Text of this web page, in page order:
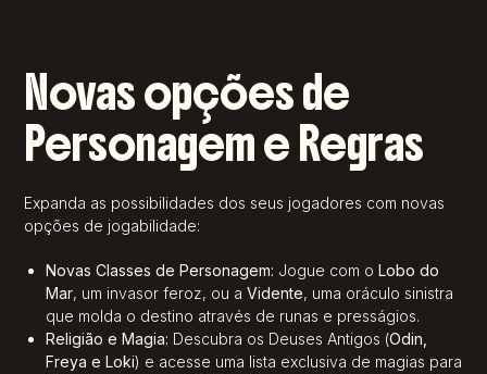
Novas opções de
Personagem e Regras
Expanda as possibilidades dos seus jogadores com novas
opções de jogabilidade:
Novas Classes de Personagem: Jogue com oLobo do
Mar, um invasor feroz, ou aVidente, uma oráculo sinistra
que molda o destino através de runas e presságios.
Religião e Magia: Descubra os Deuses Antigos (Odin,
Freya e Loki) e acesse uma lista exclusiva de magias para